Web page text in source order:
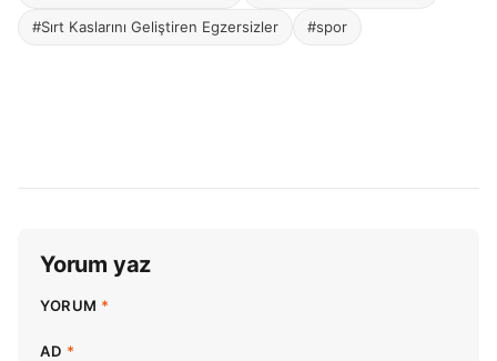
#Sırt Kaslarını Geliştiren Egzersizler #spor
Yorum yaz
YORUM *
AD *